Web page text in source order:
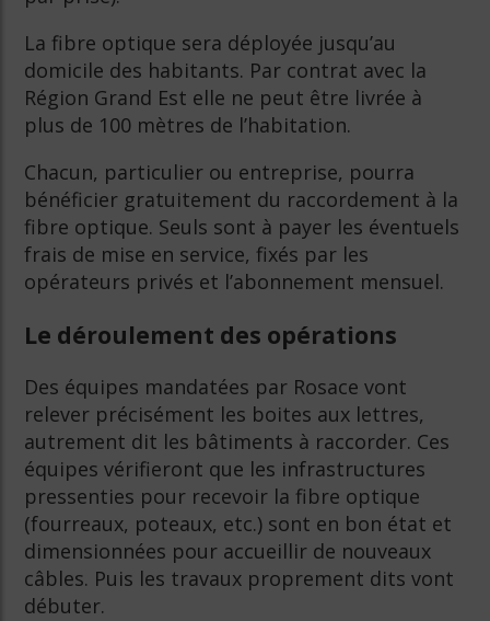
La fibre optique sera déployée jusqu’au
domicile des habitants. Par contrat avec la
Région Grand Est elle ne peut être livrée à
plus de 100 mètres de l’habitation.
Chacun, particulier ou entreprise, pourra
bénéficier gratuitement du raccordement à la
fibre optique. Seuls sont à payer les éventuels
frais de mise en service, fixés par les
opérateurs privés et l’abonnement mensuel.
Le déroulement des opérations
Des équipes mandatées par Rosace vont
relever précisément les boites aux lettres,
autrement dit les bâtiments à raccorder. Ces
équipes vérifieront que les infrastructures
pressenties pour recevoir la fibre optique
(fourreaux, poteaux, etc.) sont en bon état et
dimensionnées pour accueillir de nouveaux
câbles. Puis les travaux proprement dits vont
débuter.